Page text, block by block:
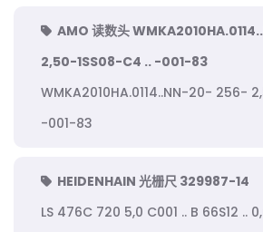
AMO 读数头
2,50-1SS08-C4 .. -001-83
WMKA2010HA.0114..NN-20- 256-
-001-83
HEIDENHAIN 光栅尺 329987-14
LS 476C 720 5,0 C001 .. B 66S12 ..